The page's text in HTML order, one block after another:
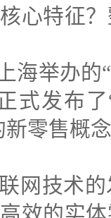
心特征
海举办
式发布
零售概
网技术
效的实